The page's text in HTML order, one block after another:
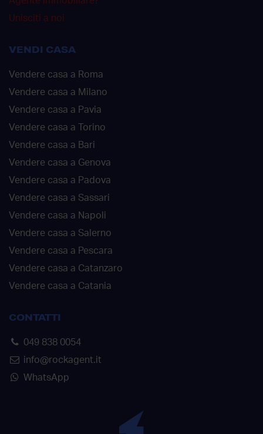
Unisciti a noi
VENDI CASA
Vendere casa a Roma
Vendere casa a Milano
Vendere casa a Pavia
Vendere casa a Torino
Vendere casa a Bari
Vendere casa a Genova
Vendere casa a Padova
Vendere casa a Sassari
Vendere casa a Napoli
Vendere casa a Salerno
Vendere casa a Pescara
Vendere casa a Catanzaro
Vendere casa a Catania
CONTATTI
049 838 0054
info@rockagent.it
WhatsApp